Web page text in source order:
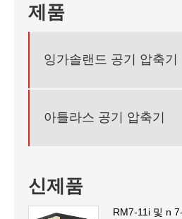
제품
잉가솔랜드 공기 압축기
아틀라스 공기 압축기
신제품
RM7-11i 및 n